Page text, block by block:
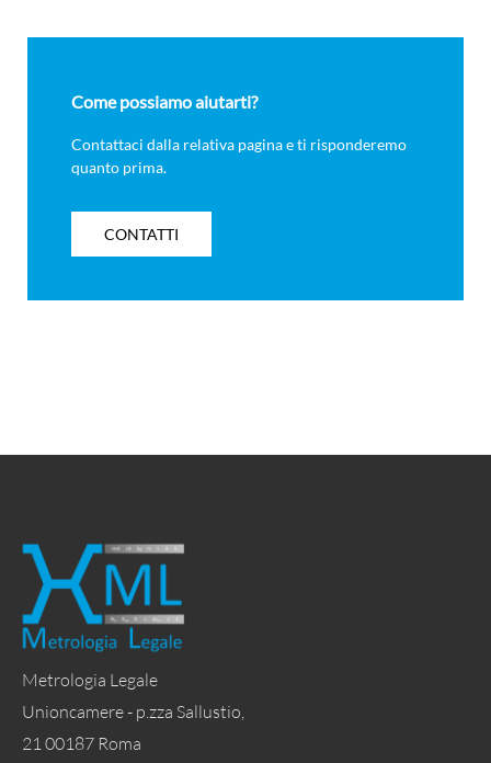
Come possiamo aiutarti?
Contattaci dalla relativa pagina e ti risponderemo
quanto prima.
CONTATTI
Metrologia Legale
Unioncamere - p.zza Sallustio,
21 00187 Roma